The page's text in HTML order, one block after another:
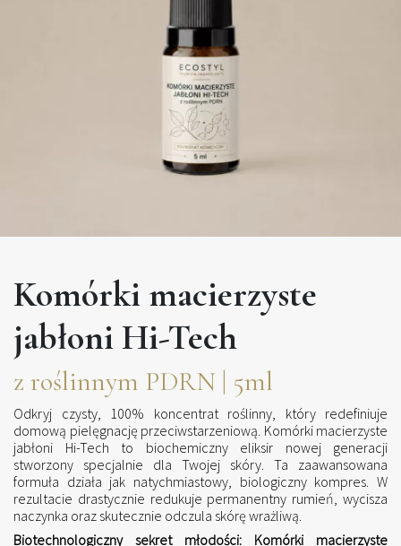
Komórki macierzyste
jabłoni Hi-Tech
z roślinnym PDRN | 5ml
Odkryj czysty, 100% koncentrat roślinny, który redefiniuje
domową pielęgnację przeciwstarzeniową. Komórki macierzyste
jabłoni Hi-Tech to biochemiczny eliksir nowej generacji
stworzony specjalnie dla Twojej skóry. Ta zaawansowana
formuła działa jak natychmiastowy, biologiczny kompres. W
rezultacie drastycznie redukuje permanentny rumień, wycisza
naczynka oraz skutecznie odczula skórę wrażliwą.
Biotechnologiczny sekret młodości: Komórki macierzyste